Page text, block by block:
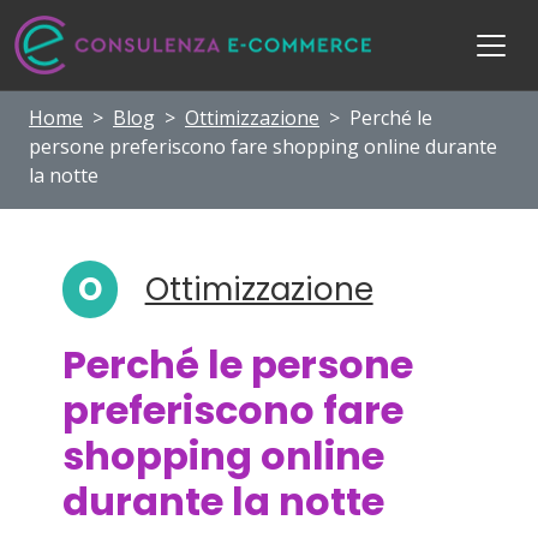
Home > Blog > Ottimizzazione > Perché le
persone preferiscono fare shopping online durante
la notte
O Ottimizzazione
Perché le persone
preferiscono fare
shopping online
durante la notte